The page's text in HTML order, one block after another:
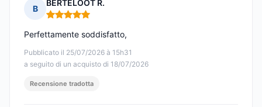
B
BERTELOOT R.
Nota: 5 su 5
Pubblicato il 25/07/2026 à 15h31
a seguito di un acquisto di 18/07/2026
Perfettamente soddisfatto,
Recensione tradotta